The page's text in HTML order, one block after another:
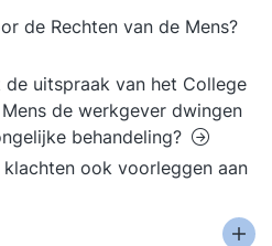
de Rechten van de Mens?
de uitspraak van het College
de werkgever dwingen
behandeling?
klachten ook voorleggen aan